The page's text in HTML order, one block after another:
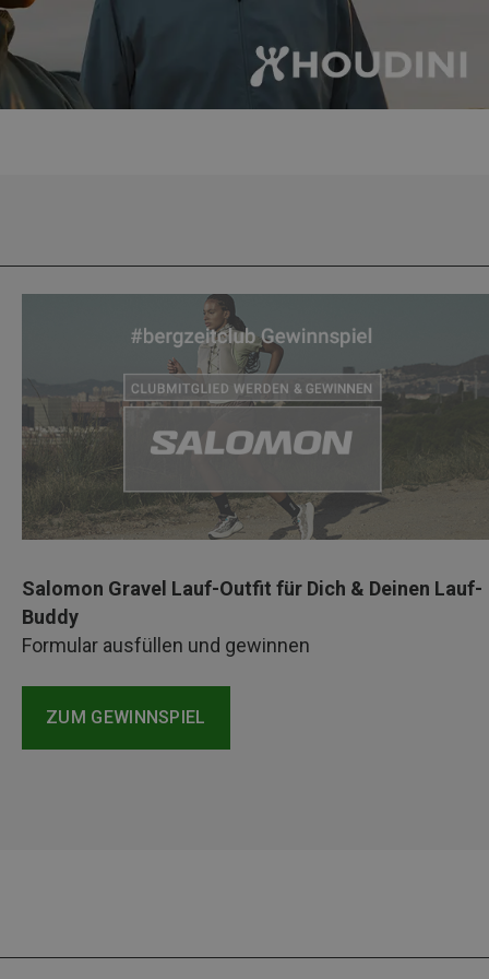
Salomon Gravel Lauf-Outfit für Dich & Deinen Lauf-
Buddy
Formular ausfüllen und gewinnen
ZUM GEWINNSPIEL